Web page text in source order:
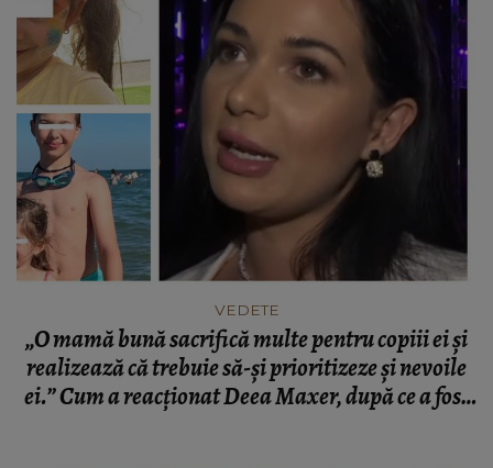
VEDETE
„O mamă bună sacrifică multe pentru copiii ei și
realizează că trebuie să-și prioritizeze și nevoile
ei.” Cum a reacționat Deea Maxer, după ce a fost